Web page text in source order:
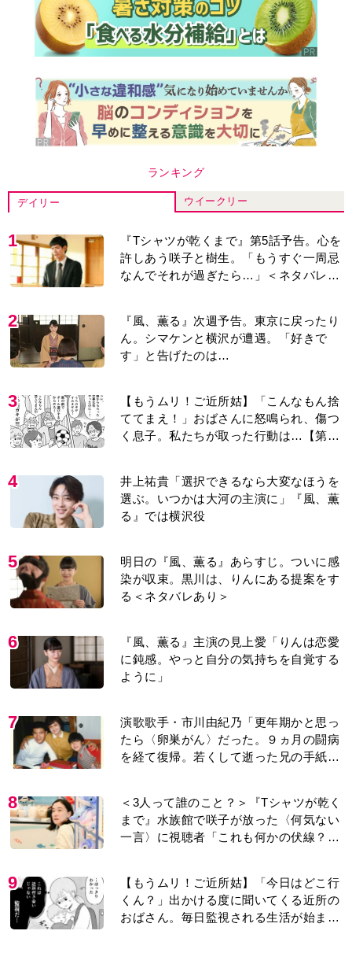
ランキング
デイリー ウイークリー
1
『Tシャツが乾くまで』第5話予告。心を
許しあう咲子と樹生。「もうすぐ一周忌
なんでそれが過ぎたら…」＜ネタバレあ
2
『風、薫る』次週予告。東京に戻ったり
ん。シマケンと横沢が遭遇。「好きで
す」と告げたのは…
3
【もうムリ！ご近所姑】「こんなもん捨
ててまえ！」おばさんに怒鳴られ、傷つ
く息子。私たちが取った行動は…【第3
4
井上祐貴「選択できるなら大変なほうを
選ぶ。いつかは大河の主演に」『風、薫
る』では横沢役
5
明日の『風、薫る』あらすじ。ついに感
染が収束。黒川は、りんにある提案をす
る＜ネタバレあり＞
6
『風、薫る』主演の見上愛「りんは恋愛
に鈍感。やっと自分の気持ちを自覚する
ように」
7
演歌歌手・市川由紀乃「更年期かと思っ
たら〈卵巣がん〉だった。９ヵ月の闘病
を経て復帰。若くして逝った兄の手紙を
8
＜3人って誰のこと？＞『Tシャツが乾く
まで』水族館で咲子が放った〈何気ない
一言〉に視聴者「これも何かの伏線？」
9
【もうムリ！ご近所姑】「今日はどこ行
くん？」出かける度に聞いてくる近所の
おばさん。毎日監視される生活が始ま